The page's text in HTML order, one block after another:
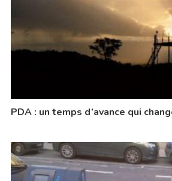
PDA : un temps d’avance qui